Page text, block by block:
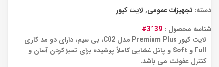
دسته: تجهیزات عمومی, لایت کیور
شناسه محصول : 3139#
لایت کیور Premium Plus مدل C02، بی سیم، دارای دو مد کاری
Full و Soft و پانل غشایی کاملاً پوشیده برای تمیز کردن آسان و
کنترل عفونت می باشد.